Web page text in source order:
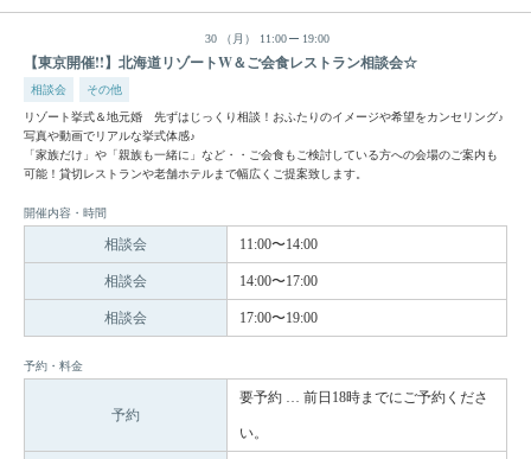
30 （月） 11:00 19:00
【東京開催!!】北海道リゾートW＆ご会食レストラン相談会☆
相談会 その他
リゾート挙式＆地元婚 先ずはじっくり相談！おふたりのイメージや希望をカンセリング♪
写真や動画でリアルな挙式体感♪
「家族だけ」や「親族も一緒に」など・・ご会食もご検討している方への会場のご案内も
可能！貸切レストランや老舗ホテルまで幅広くご提案致します。
開催内容・時間
相談会 11:00〜14:00
相談会 14:00〜17:00
相談会 17:00〜19:00
予約・料金
予約
要予約 … 前日18時までにご予約くださ
い。